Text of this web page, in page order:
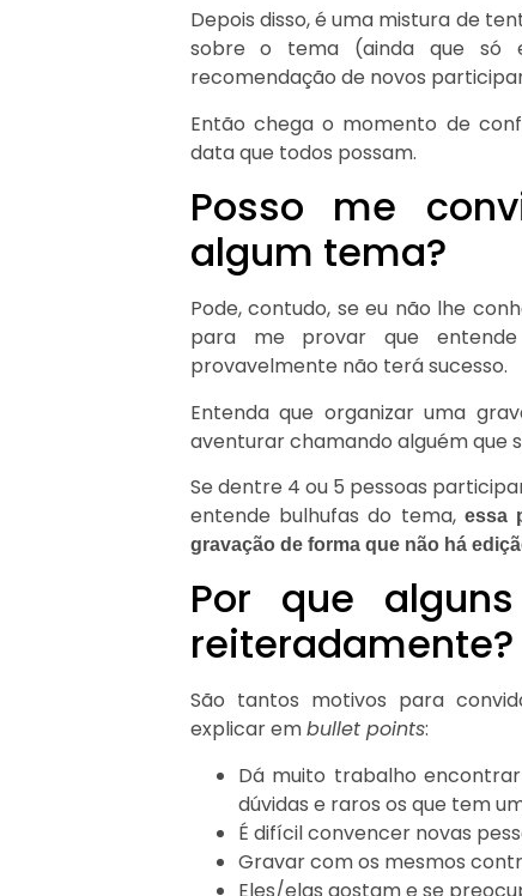
Depois disso, é uma mistura de
sobre o tema (ainda que só
recomendação de novos
Então chega o momento de
data que todos possam.
Posso me
algum tema?
Pode, contudo, se eu não lhe
para me provar que
provavelmente não terá sucesso.
Entenda que organizar uma
aventurar chamando alguém que
Se dentre 4 ou 5 pessoas
entende bulhufas do tema, essa
gravação de forma que não há
Por que
reiteradamente?
São tantos motivos para
explicar embullet points:
Dá muito trabalho
dúvidas e raros os que tem
É difícil convencer novas
Gravar com os mesmos
Eles/elas gostam e se